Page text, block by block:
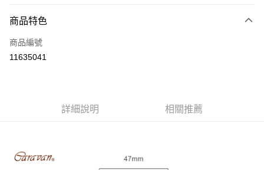
全家取貨付款
每筆NT$60，滿NT$599(含以上)免運費
付款後全家取貨
每筆NT$60，滿NT$599(含以上)免運費
每筆NT$60，滿NT$599(含以上)免運費
商品特色
商品編號
11635041
詳細說明 相關推薦